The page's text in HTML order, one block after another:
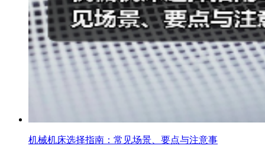
机械机床选择指南：常见场景、要点与注意事